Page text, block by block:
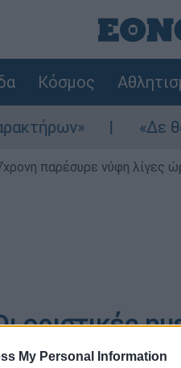
My Personal Information
Κόσμος
«Δε θα
παρέσυρε νύφη λίγες
οριστικές